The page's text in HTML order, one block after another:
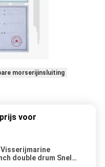
morserijinsluiting
voor
double drum Snelle